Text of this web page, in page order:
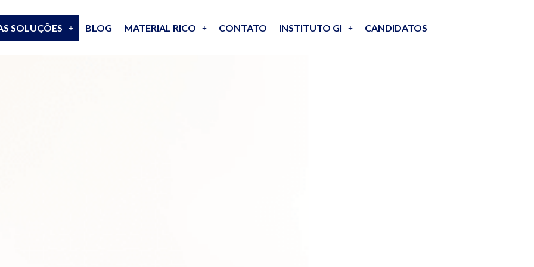
SOLUÇÕES BLOG MATERIAL RICO CONTATO INSTITUTO GI CANDIDATOS